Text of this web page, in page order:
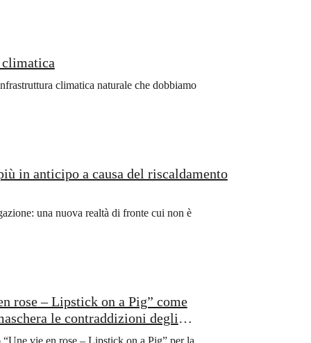
climatica naturale che dobbiamo
in anticipo a causa del riscaldamento
una nuova realtà di fronte cui non è
rose – Lipstick on a Pig” come
le contraddizioni degli